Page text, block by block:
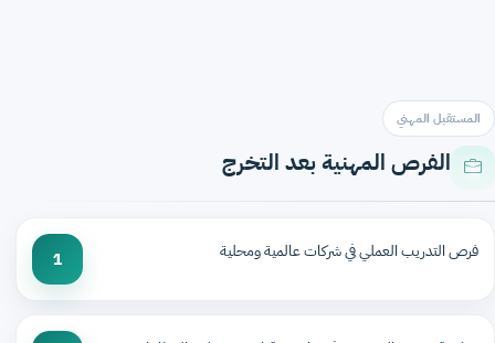
المستقبل المهني
الفرص المهنية بعد التخرج
فرص التدريب العملي في شركات عالمية ومحلية 1